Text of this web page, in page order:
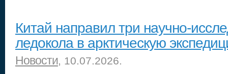
Китай направил три научно-
ледокола в арктическую
Новости, 10.07.2026.